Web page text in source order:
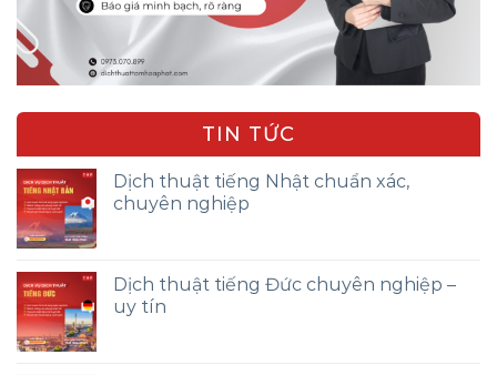
TIN TỨC
Dịch thuật tiếng Nhật chuẩn xác,
chuyên nghiệp
Dịch thuật tiếng Đức chuyên nghiệp –
uy tín